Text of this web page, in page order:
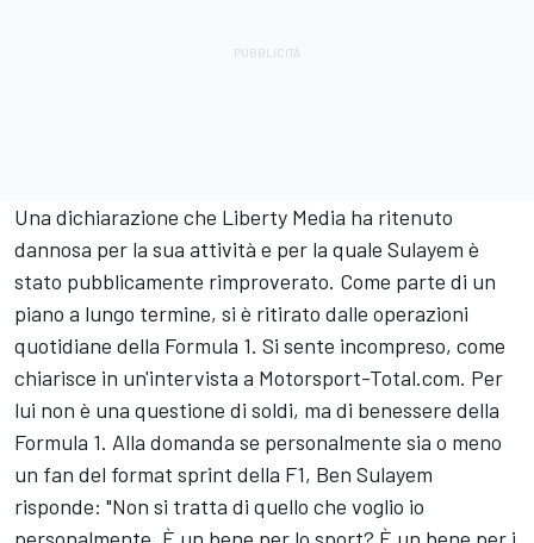
Una dichiarazione che Liberty Media ha ritenuto
dannosa per la sua attività e per la quale Sulayem è
stato pubblicamente rimproverato. Come parte di un
piano a lungo termine, si è ritirato dalle operazioni
quotidiane della Formula 1. Si sente incompreso, come
chiarisce in un'intervista a Motorsport-Total.com. Per
lui non è una questione di soldi, ma di benessere della
Formula 1. Alla domanda se personalmente sia o meno
un fan del format sprint della F1, Ben Sulayem
risponde: "Non si tratta di quello che voglio io